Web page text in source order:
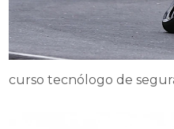
curso tecnólogo de